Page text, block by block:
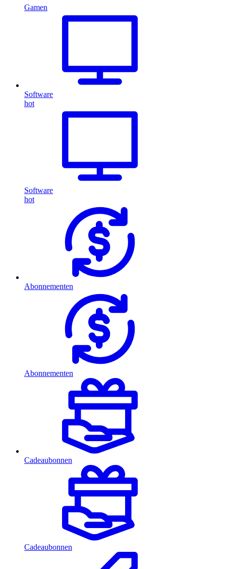
Gamen
Software
hot
Software
hot
Abonnementen
Abonnementen
Cadeaubonnen
Cadeaubonnen